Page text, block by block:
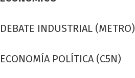
DEBATE INDUSTRIAL (METRO)
ECONOMÍA POLÍTICA (C5N)